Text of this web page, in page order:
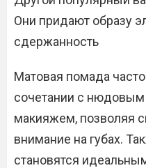
Они придают образу
сдержанность
Матовая помада
сочетании с
макияжем, позволяя
внимание на губах.
становятся